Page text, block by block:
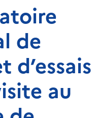
de
d’essais
au